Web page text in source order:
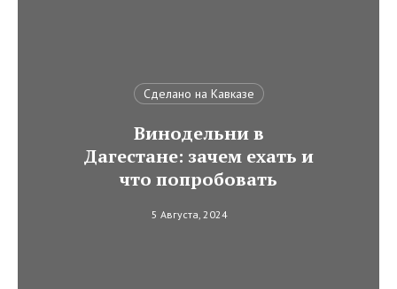
Сделано на Кавказе
Винодельни в
Дагестане: зачем ехать и
что попробовать
5 Августа, 2024